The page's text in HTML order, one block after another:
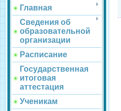
Главная
Сведения об
образовательной
организации
Расписание
Государственная
итоговая
аттестация
Ученикам